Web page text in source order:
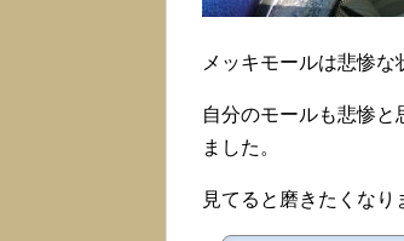
メッキモールは悲惨な
自分のモールも悲惨
ました。
見てると磨きたくなり